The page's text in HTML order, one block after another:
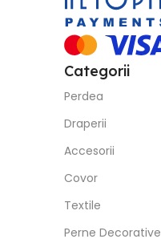
Categorii
Perdea
Draperii
Accesorii
Covor
Textile
Perne Decorative